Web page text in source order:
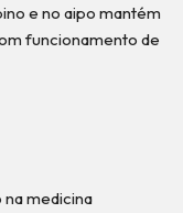
e no aipo mantém
funcionamento de
na medicina